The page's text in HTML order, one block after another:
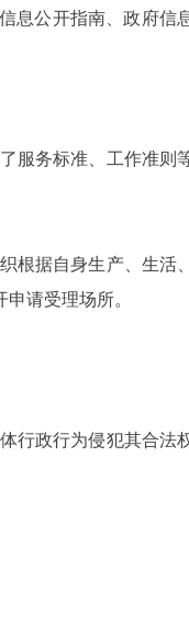
公开指南、政府信
服务标准、工作准则
根据自身生产、生活
请受理场所。
行政行为侵犯其合法